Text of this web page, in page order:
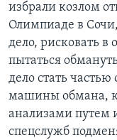
избрали козлом
Олимпиаде в
дело, рисковать в
пытаться
дело стать
машины обмана,
анализами путем
спецслужб